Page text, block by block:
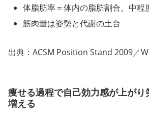
体脂肪率＝体内の脂肪割合。中程
筋肉量は姿勢と代謝の土台
出典：ACSM Position Stand 2009／
痩せる過程で自己効力感が上がり
増える